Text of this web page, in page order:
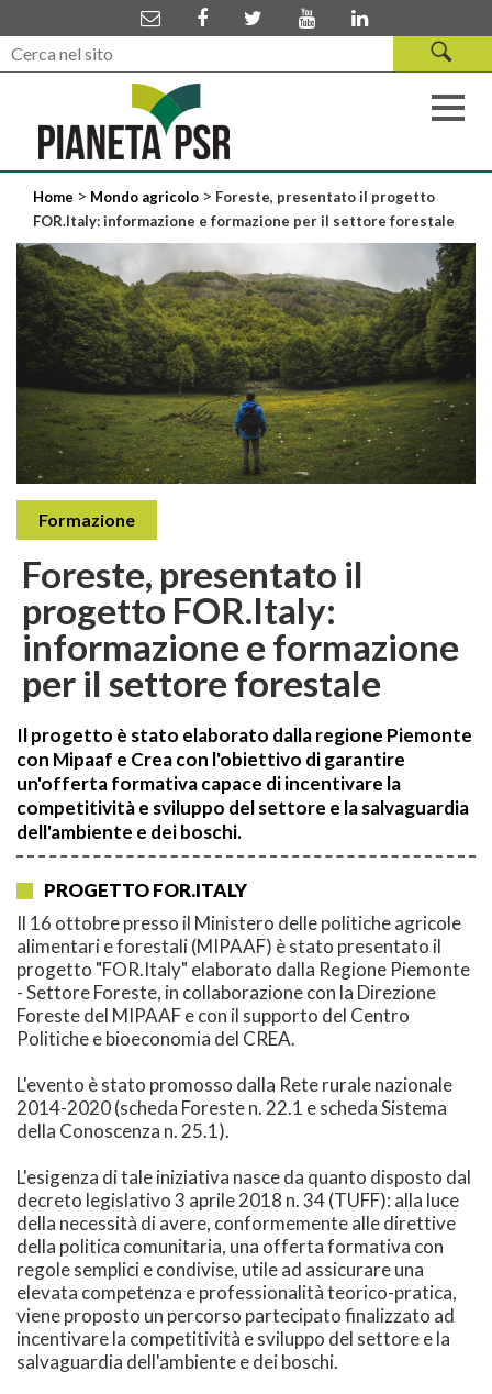
Home > Mondo agricolo > Foreste, presentato il progetto
FOR.Italy: informazione e formazione per il settore forestale
Formazione
Foreste, presentato il
progetto FOR.Italy:
informazione e formazione
per il settore forestale
Il progetto è stato elaborato dalla regione Piemonte
con Mipaaf e Crea con l'obiettivo di garantire
un'offerta formativa capace di incentivare la
competitività e sviluppo del settore e la salvaguardia
dell'ambiente e dei boschi.
PROGETTO FOR.ITALY
Il 16 ottobre presso il Ministero delle politiche agricole
alimentari e forestali (MIPAAF) è stato presentato il
progetto "FOR.Italy" elaborato dalla Regione Piemonte
- Settore Foreste, in collaborazione con la Direzione
Foreste del MIPAAF e con il supporto del Centro
Politiche e bioeconomia del CREA.
L'evento è stato promosso dalla Rete rurale nazionale
2014-2020 (scheda Foreste n. 22.1 e scheda Sistema
della Conoscenza n. 25.1).
L'esigenza di tale iniziativa nasce da quanto disposto dal
decreto legislativo 3 aprile 2018 n. 34 (TUFF): alla luce
della necessità di avere, conformemente alle direttive
della politica comunitaria, una offerta formativa con
regole semplici e condivise, utile ad assicurare una
elevata competenza e professionalità teorico-pratica,
viene proposto un percorso partecipato finalizzato ad
incentivare la competitività e sviluppo del settore e la
salvaguardia dell'ambiente e dei boschi.